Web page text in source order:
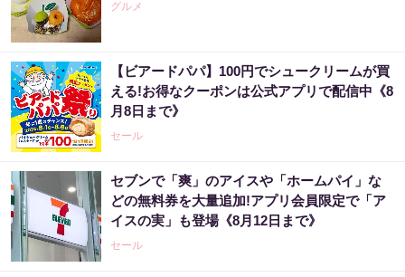
グルメ
【ビアードパパ】100円でシュークリームが買
える!お得なクーポンは公式アプリで配信中《8
月8日まで》
セール
セブンで「爽」のアイスや「ホームパイ」な
どの無料券を大量追加!アプリ会員限定で「ア
イスの実」も登場《8月12日まで》
セール